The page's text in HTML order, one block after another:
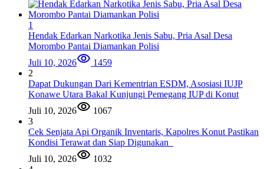
1
Hendak Edarkan Narkotika Jenis Sabu, Pria Asal Desa
Morombo Pantai Diamankan Polisi
Juli 10, 2026
1459
2
Dapat Dukungan Dari Kementrian ESDM, Asosiasi IUJP
Konawe Utara Bakal Kunjungi Pemegang IUP di Konut
Juli 10, 2026
1067
3
Cek Senjata Api Organik Inventaris, Kapolres Konut Pastikan
Kondisi Terawat dan Siap Digunakan
Juli 10, 2026
1032